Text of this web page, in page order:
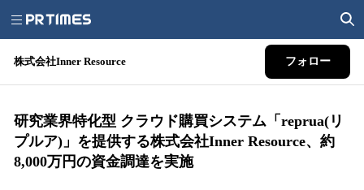
株式会社Inner Resource フォロー
研究業界特化型 クラウド購買システム「reprua(リ
プルア)」を提供する株式会社Inner Resource、約
8,000万円の資金調達を実施